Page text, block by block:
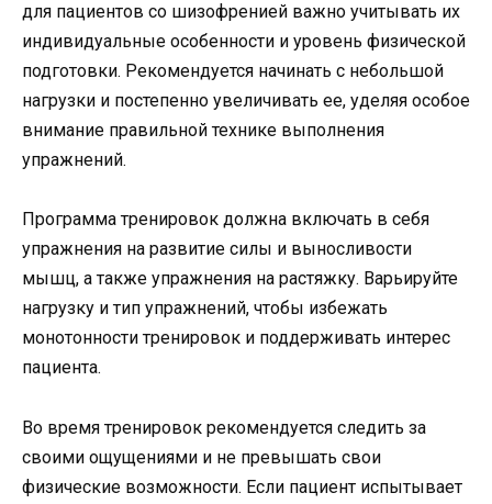
для пациентов со шизофренией важно учитывать их
индивидуальные особенности и уровень физической
подготовки. Рекомендуется начинать с небольшой
нагрузки и постепенно увеличивать ее, уделяя особое
внимание правильной технике выполнения
упражнений.
Программа тренировок должна включать в себя
упражнения на развитие силы и выносливости
мышц, а также упражнения на растяжку. Варьируйте
нагрузку и тип упражнений, чтобы избежать
монотонности тренировок и поддерживать интерес
пациента.
Во время тренировок рекомендуется следить за
своими ощущениями и не превышать свои
физические возможности. Если пациент испытывает